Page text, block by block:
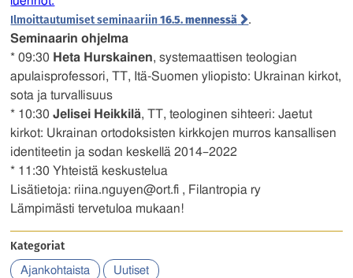
Ilmoittautumiset seminaariin16.5. mennessä
.
Seminaarin ohjelma
* 09:30 Heta Hurskainen, systemaattisen teologian
apulaisprofessori, TT, Itä-Suomen yliopisto: Ukrainan kirkot,
sota ja turvallisuus
* 10:30Jelisei Heikkilä, TT, teologinen sihteeri: Jaetut
kirkot: Ukrainan ortodoksisten kirkkojen murros kansallisen
identiteetin ja sodan keskellä 2014–2022
* 11:30 Yhteistä keskustelua
Lisätietoja: riina.nguyen@ort.fi , Filantropia ry
Lämpimästi tervetuloa mukaan!
Kategoriat
Ajankohtaista Uutiset